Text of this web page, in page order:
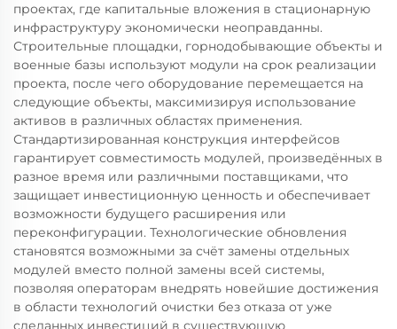
проектах, где капитальные вложения в стационарную
инфраструктуру экономически неоправданны.
Строительные площадки, горнодобывающие объекты и
военные базы используют модули на срок реализации
проекта, после чего оборудование перемещается на
следующие объекты, максимизируя использование
активов в различных областях применения.
Стандартизированная конструкция интерфейсов
гарантирует совместимость модулей, произведённых в
разное время или различными поставщиками, что
защищает инвестиционную ценность и обеспечивает
возможности будущего расширения или
переконфигурации. Технологические обновления
становятся возможными за счёт замены отдельных
модулей вместо полной замены всей системы,
позволяя операторам внедрять новейшие достижения
в области технологий очистки без отказа от уже
сделанных инвестиций в существующую